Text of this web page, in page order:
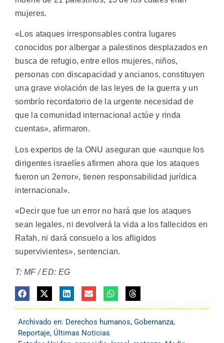
mujeres.
«Los ataques irresponsables contra lugares
conocidos por albergar a palestinos desplazados en
busca de refugio, entre ellos mujeres, niños,
personas con discapacidad y ancianos, constituyen
una grave violación de las leyes de la guerra y un
sombrío recordatorio de la urgente necesidad de
que la comunidad internacional actúe y rinda
cuentas», afirmaron.
Los expertos de la ONU aseguran que «aunque los
dirigentes israelíes afirmen ahora que los ataques
fueron un 2error», tienen responsabilidad jurídica
internacional».
«Decir que fue un error no hará que los ataques
sean legales, ni devolverá la vida a los fallecidos en
Rafah, ni dará consuelo a los afligidos
supervivientes», sentencian.
T: MF / ED: EG
Archivado en: Derechos humanos, Gobernanza,
Reportaje, Últimas Noticias